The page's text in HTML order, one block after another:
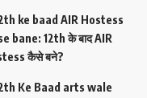
ke baad AIR Hostess
bane: 12th के बाद AIR
कैसे बने?
Ke Baad arts wale